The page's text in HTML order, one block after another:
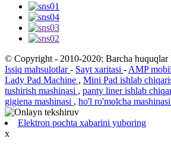
© Copyright - 2010-2020: Barcha huquqlar
Issiq mahsulotlar- Sayt xaritasi - AMP mobil
Lady Pad Machine , Mini Pad ishlab
tushirish mashinasi , panty liner ishlab
gigiena mashinasi , ho'l ro'molcha mashinasi
Elektron pochta xabarini yuboring
x